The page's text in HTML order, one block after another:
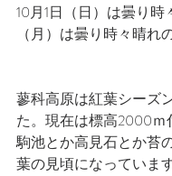
10月1日（日）は曇り時
（月）は曇り時々晴れ
蓼科高原は紅葉シーズ
た。現在は標高2000ｍ
駒池とか高見石とか苔
葉の見頃になっています